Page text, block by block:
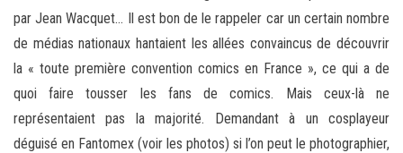
par Jean Wacquet… Il est bon de le rappeler car un certain nombre
de médias nationaux hantaient les allées convaincus de découvrir
la « toute première convention comics en France », ce qui a de
quoi faire tousser les fans de comics. Mais ceux-là ne
représentaient pas la majorité. Demandant à un cosplayeur
déguisé en Fantomex (voir les photos) si l’on peut le photographier,